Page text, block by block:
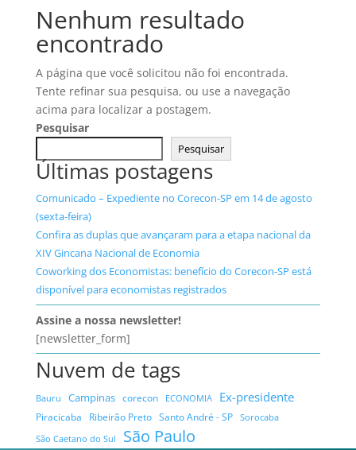
Nenhum resultado
encontrado
A página que você solicitou não foi encontrada.
Tente refinar sua pesquisa, ou use a navegação
acima para localizar a postagem.
Pesquisar
Pesquisar
Últimas postagens
Comunicado – Expediente no Corecon-SP em 14 de agosto
(sexta-feira)
Confira as duplas que avançaram para a etapa nacional da
XIV Gincana Nacional de Economia
Coworking dos Economistas: benefício do Corecon-SP está
disponível para economistas registrados
Assine a nossa newsletter!
[newsletter_form]
Nuvem de tags
Bauru Campinas corecon ECONOMIA Ex-presidente
Piracicaba Ribeirão Preto Santo André - SP
Sorocaba
São Caetano do Sul
São Paulo